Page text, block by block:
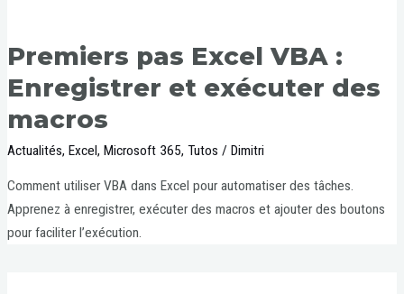
Premiers pas Excel VBA :
Enregistrer et exécuter des
macros
Actualités,Excel,Microsoft 365,Tutos /Dimitri
Comment utiliser VBA dans Excel pour automatiser des tâches.
Apprenez à enregistrer, exécuter des macros et ajouter des boutons
pour faciliter l’exécution.